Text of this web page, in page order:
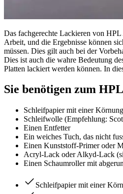
Das fachgerechte Lackieren von
Arbeit, und die Ergebnisse können
müssen. Dies gilt auch bei der
Dies ist auch die wahre Bedeutung
Platten lackiert werden können. In
Sie benötigen zum
Schleifpapier mit einer
Schleifwolle (Empfehlung:
Einen Entfetter
Ein weiches Tuch, das nicht
Einen Kunststoff-Primer oder
Acryl-Lack oder Alkyd-Lack
Einen Schaumroller mit
Schleifpapier mit einer